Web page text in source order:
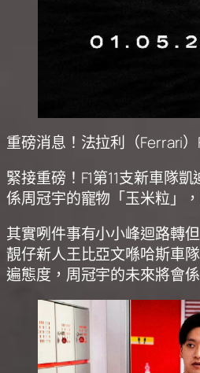
重磅消息！法拉利（Ferrari
緊接重磅！F1第11支新車隊
係周冠宇的寵物「玉米粒」
其實咧件事有小小峰迴路轉
靚仔新人王比亞文喺哈斯車
遍態度，周冠宇的未來將會